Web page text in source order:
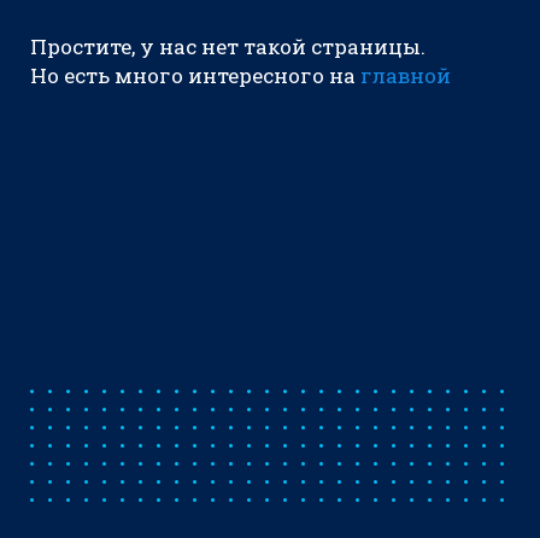
Простите, у нас нет такой страницы.
Но есть много интересного на главной